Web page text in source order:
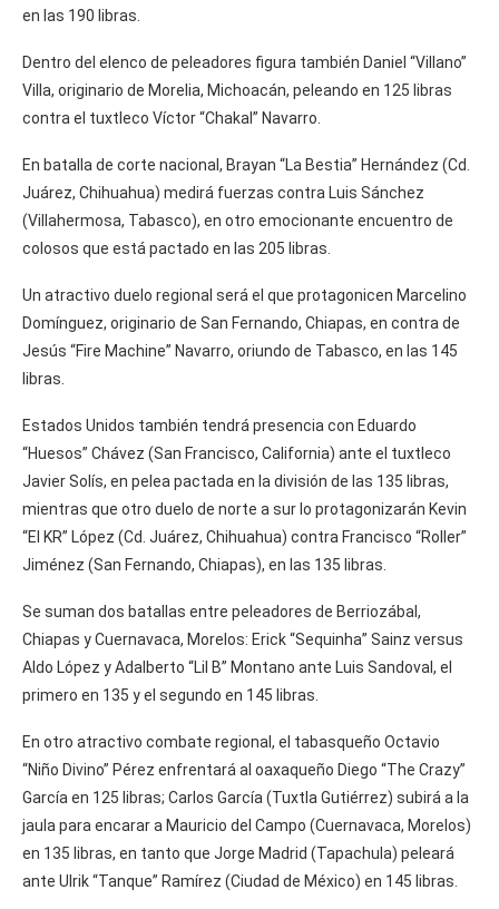
en las 190 libras.
Dentro del elenco de peleadores figura también Daniel “Villano”
Villa, originario de Morelia, Michoacán, peleando en 125 libras
contra el tuxtleco Víctor “Chakal” Navarro.
En batalla de corte nacional, Brayan “La Bestia” Hernández (Cd.
Juárez, Chihuahua) medirá fuerzas contra Luis Sánchez
(Villahermosa, Tabasco), en otro emocionante encuentro de
colosos que está pactado en las 205 libras.
Un atractivo duelo regional será el que protagonicen Marcelino
Domínguez, originario de San Fernando, Chiapas, en contra de
Jesús “Fire Machine” Navarro, oriundo de Tabasco, en las 145
libras.
Estados Unidos también tendrá presencia con Eduardo
“Huesos” Chávez (San Francisco, California) ante el tuxtleco
Javier Solís, en pelea pactada en la división de las 135 libras,
mientras que otro duelo de norte a sur lo protagonizarán Kevin
“El KR” López (Cd. Juárez, Chihuahua) contra Francisco “Roller”
Jiménez (San Fernando, Chiapas), en las 135 libras.
Se suman dos batallas entre peleadores de Berriozábal,
Chiapas y Cuernavaca, Morelos: Erick “Sequinha” Sainz versus
Aldo López y Adalberto “Lil B” Montano ante Luis Sandoval, el
primero en 135 y el segundo en 145 libras.
En otro atractivo combate regional, el tabasqueño Octavio
“Niño Divino” Pérez enfrentará al oaxaqueño Diego “The Crazy”
García en 125 libras; Carlos García (Tuxtla Gutiérrez) subirá a la
jaula para encarar a Mauricio del Campo (Cuernavaca, Morelos)
en 135 libras, en tanto que Jorge Madrid (Tapachula) peleará
ante Ulrik “Tanque” Ramírez (Ciudad de México) en 145 libras.